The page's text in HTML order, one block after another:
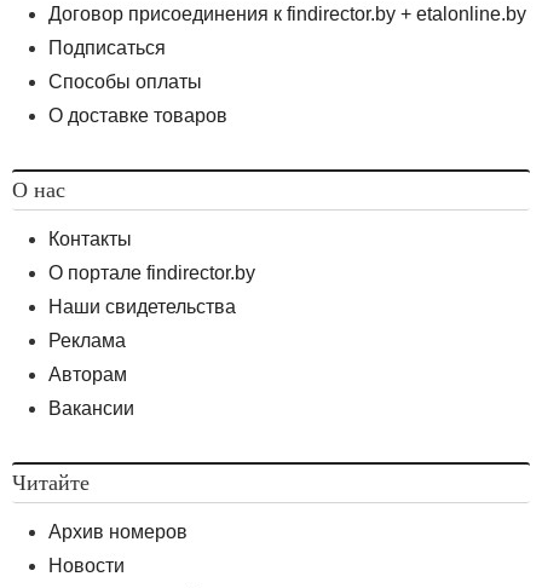
Договор присоединения к findirector.by + etalonline.by
Подписаться
Способы оплаты
О доставке товаров
О нас
Контакты
О портале findirector.by
Наши свидетельства
Реклама
Авторам
Вакансии
Читайте
Архив номеров
Новости